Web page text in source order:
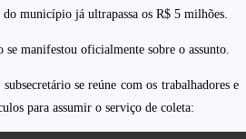
município já ultrapassa os R$ 5 milhões.
manifestou oficialmente sobre o assunto.
se reúne com os trabalhadores e
para assumir o serviço de coleta: